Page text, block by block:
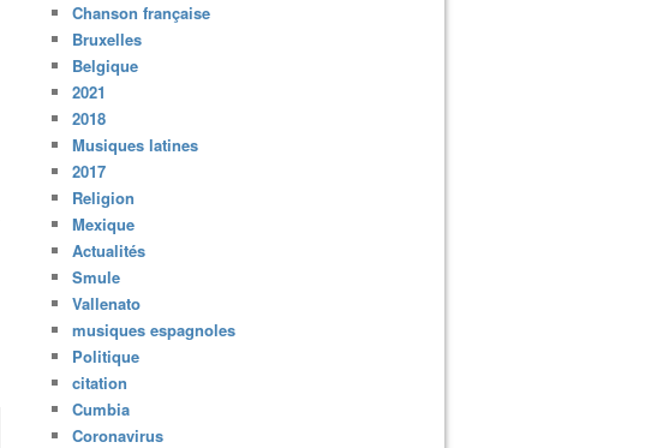
Chanson française
Bruxelles
Belgique
2021
2018
Musiques latines
2017
Religion
Mexique
Actualités
Smule
Vallenato
musiques espagnoles
Politique
citation
Cumbia
Coronavirus